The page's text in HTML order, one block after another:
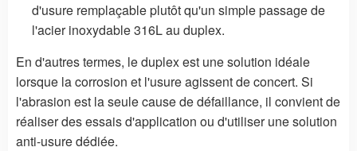
d'usure remplaçable plutôt qu'un simple passage de
l'acier inoxydable 316L au duplex.
En d'autres termes, le duplex est une solution idéale
lorsque la corrosion et l'usure agissent de concert. Si
l'abrasion est la seule cause de défaillance, il convient de
réaliser des essais d'application ou d'utiliser une solution
anti-usure dédiée.